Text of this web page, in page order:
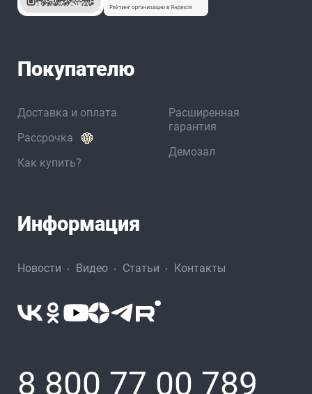
Покупателю
Доставка и оплата
Рассрочка
Как купить?
Расширенная
гарантия
Демозал
Информация
Новости Видео Статьи Контакты
8 800 77 00 789